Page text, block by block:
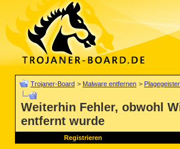
Trojaner-Board > Malware entfernen >
Weiterhin Fehler, obwohl
entfernt wurde
Registrieren